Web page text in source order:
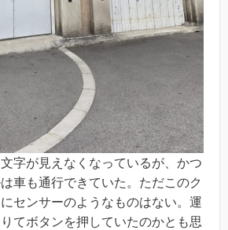
字が見えなくなっているが、かつ
車も通行できていた。ただこのク
センサーのようなものはない。運
てボタンを押していたのかとも思